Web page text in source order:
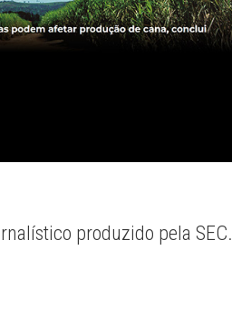
produzido pela SEC.